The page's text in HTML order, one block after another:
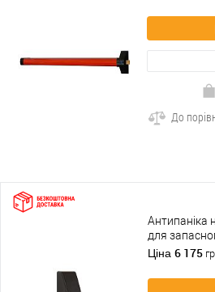
До
Антипаніка
для
чорно-
Ціна 6 175